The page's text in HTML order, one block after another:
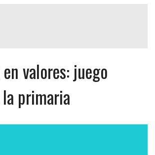
valores: juego
primaria